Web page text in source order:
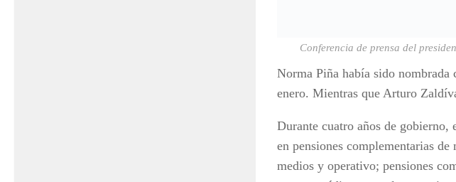
Conferencia de prensa del
Norma Piña había sido nombrada
enero. Mientras que Arturo
Durante cuatro años de
en pensiones complementarias
medios y operativo; pensiones